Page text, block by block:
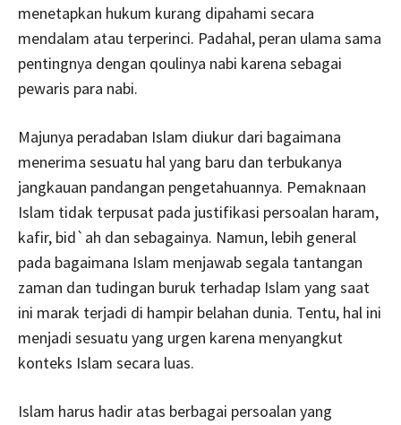
menetapkan hukum kurang dipahami secara
mendalam atau terperinci. Padahal, peran ulama sama
pentingnya dengan qoulinya nabi karena sebagai
pewaris para nabi.
Majunya peradaban Islam diukur dari bagaimana
menerima sesuatu hal yang baru dan terbukanya
jangkauan pandangan pengetahuannya. Pemaknaan
Islam tidak terpusat pada justifikasi persoalan haram,
kafir, bid`ah dan sebagainya. Namun, lebih general
pada bagaimana Islam menjawab segala tantangan
zaman dan tudingan buruk terhadap Islam yang saat
ini marak terjadi di hampir belahan dunia. Tentu, hal ini
menjadi sesuatu yang urgen karena menyangkut
konteks Islam secara luas.
Islam harus hadir atas berbagai persoalan yang